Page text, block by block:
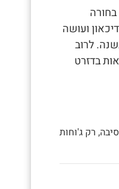
ועושה
לרוב
בדזרט
רק ג'וחות